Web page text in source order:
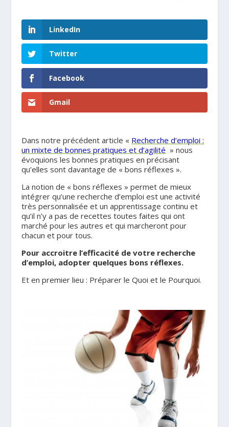
LinkedIn
Twitter
Facebook
Gmail
Dans notre précédent article « Recherche d’emploi :
un mixte de bonnes pratiques et d’agilité » nous
évoquions les bonnes pratiques en précisant
qu’elles sont davantage de « bons réflexes ».
La notion de « bons réflexes » permet de mieux
intégrer qu’une recherche d’emploi est une activité
très personnalisée et un apprentissage continu et
qu’il n’y a pas de recettes toutes faites qui ont
marché pour les autres et qui marcheront pour
chacun et pour tous.
Pour accroitre l’efficacité de votre recherche
d’emploi, adopter quelques bons réflexes.
Et en premier lieu : Préparer le Quoi et le Pourquoi.